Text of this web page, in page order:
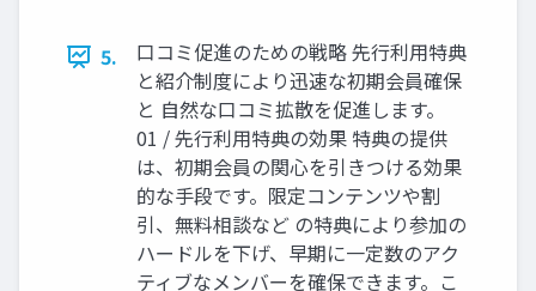
5.
口コミ促進のための戦略 先行利用特典
と紹介制度により迅速な初期会員確保
と 自然な口コミ拡散を促進します。
01 / 先行利用特典の効果 特典の提供
は、初期会員の関心を引きつける効果
的な手段です。限定コンテンツや割
引、無料相談など の特典により参加の
ハードルを下げ、早期に一定数のアク
ティブなメンバーを確保できます。こ